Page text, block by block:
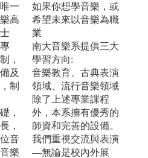
一
高
，
及
制
，
，
音
樂
如果你想學音樂，或
希望未來以音樂為職
業
南大音樂系提供三大
學習方向:
音樂教育、古典表演
領域、流行音樂領域
除了上述專業課程
外，本系擁有優秀的
師資和完善的設備。
我們重視交流與表演
—無論是校內外展